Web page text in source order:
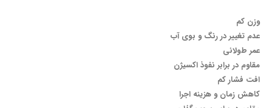
وزن کم
عدم تغییر در رنگ و بوی آب
عمر طولانی
مقاوم در برابر نفوذ اکسیژن
افت فشار کم
کاهش زمان و هزينه اجرا